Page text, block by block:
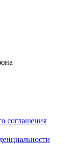
соглашения